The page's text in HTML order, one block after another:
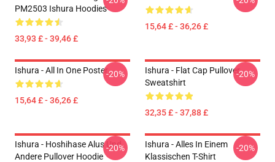
PM2503 Ishura Hoodies
33,93 £ - 39,46 £
15,64 £ - 36,26 £
Ishura - All In One Poster
15,64 £ - 36,26 £
-20%
Ishura - Flat Cap Pullover
Sweatshirt
32,35 £ - 37,88 £
-20%
Ishura - Hoshihase Alus Und
Andere Pullover Hoodie
-20%
Ishura - Alles In Einem
Klassischen T-Shirt
-20%